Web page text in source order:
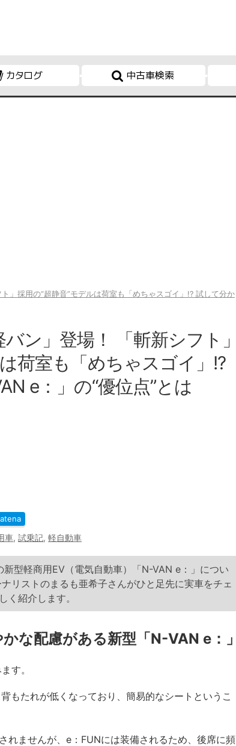
カタログ 中古車検索
」採用の“超静音”モデルは荷室も「めちゃスゴイ」!? 試して分か
ン」登場！ 「斬新シフト」
荷室も「めちゃスゴイ」!?
e：」の“優位点”とは
車, 試乗記, 軽自動車
型軽商用EV（電気自動車）「N-VAN e：」につい
リストのまるも亜希子さんがひと足先に実車をチェ
く紹介します。
な配慮がある新型「N-VAN e：」
す。
もたれが低くなっており、簡易的なシートというこ
ませんが、e：FUNには装備されるため、後席に頻